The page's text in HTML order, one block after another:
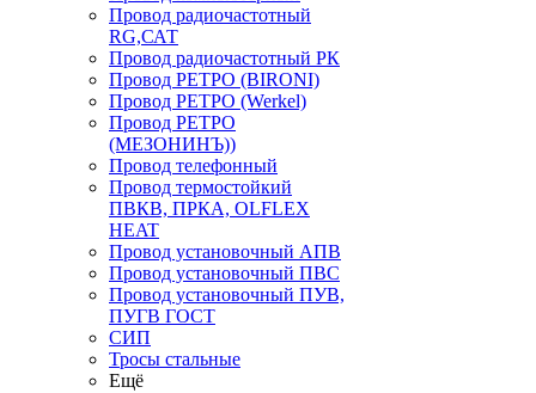
Провод радиочастотный
RG,САТ
Провод радиочастотный РК
Провод РЕТРО (BIRONI)
Провод РЕТРО (Werkel)
Провод РЕТРО
(МЕЗОНИНЪ))
Провод телефонный
Провод термостойкий
ПВКВ, ПРКА, OLFLEX
HEAT
Провод установочный АПВ
Провод установочный ПВС
Провод установочный ПУВ,
ПУГВ ГОСТ
СИП
Тросы стальные
Ещё